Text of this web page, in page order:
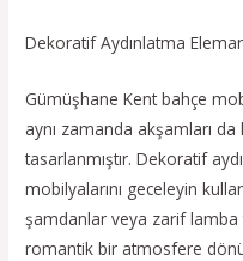
Dekoratif Aydınlatma
Gümüşhane Kent bahçe
aynı zamanda akşamları
tasarlanmıştır. Dekoratif
mobilyalarını geceleyin
şamdanlar veya zarif lamba
romantik bir atmosfere